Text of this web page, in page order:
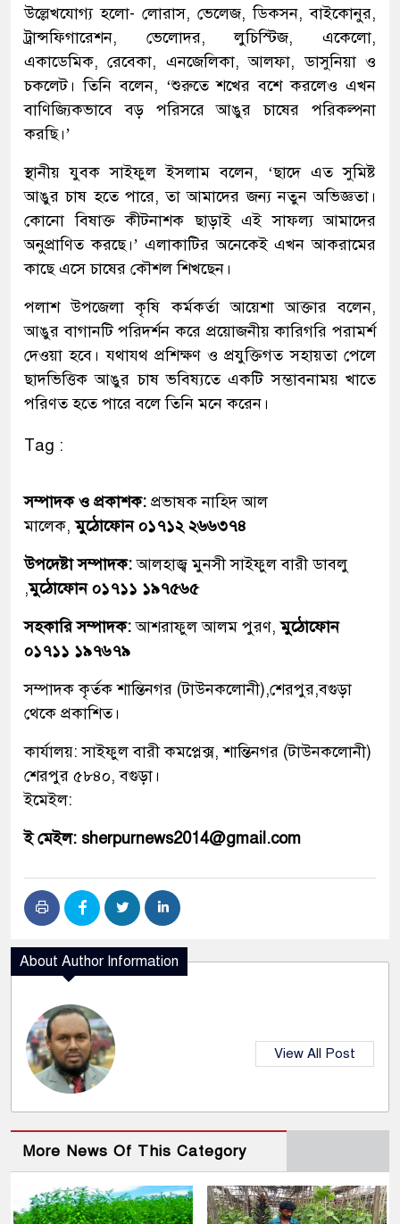
উল্লেখযোগ্য হলো- লোরাস, ভেলেজ, ডিকসন, বাইকোনুর,
ট্রান্সফিগারেশন, ভেলোদর, লুচিস্টিজ, একেলো,
একাডেমিক, রেবেকা, এনজেলিকা, আলফা, ডাসুনিয়া ও
চকলেট। তিনি বলেন, ‘শুরুতে শখের বশে করলেও এখন
বাণিজ্যিকভাবে বড় পরিসরে আঙুর চাষের পরিকল্পনা
করছি।’
স্থানীয় যুবক সাইফুল ইসলাম বলেন, ‘ছাদে এত সুমিষ্ট
আঙুর চাষ হতে পারে, তা আমাদের জন্য নতুন অভিজ্ঞতা।
কোনো বিষাক্ত কীটনাশক ছাড়াই এই সাফল্য আমাদের
অনুপ্রাণিত করছে।’ এলাকাটির অনেকেই এখন আকরামের
কাছে এসে চাষের কৌশল শিখছেন।
পলাশ উপজেলা কৃষি কর্মকর্তা আয়েশা আক্তার বলেন,
আঙুর বাগানটি পরিদর্শন করে প্রয়োজনীয় কারিগরি পরামর্শ
দেওয়া হবে। যথাযথ প্রশিক্ষণ ও প্রযুক্তিগত সহায়তা পেলে
ছাদভিত্তিক আঙুর চাষ ভবিষ্যতে একটি সম্ভাবনাময় খাতে
পরিণত হতে পারে বলে তিনি মনে করেন।
Tag :
সম্পাদক ও প্রকাশক: প্রভাষক নাহিদ আল
মালেক,মুঠোফোন ০১৭১২ ২৬৬৩৭৪
উপদেষ্টা সম্পাদক:আলহাজ্ব মুনসী সাইফুল বারী ডাবলু
,মুঠোফোন ০১৭১১ ১৯৭৫৬৫
সহকারি সম্পাদক:আশরাফুল আলম পুরণ,মুঠোফোন
০১৭১১ ১৯৭৬৭৯
সম্পাদক কৃর্তক শান্তিনগর (টাউনকলোনী),শেরপুর,বগুড়া
থেকে প্রকাশিত।
কার্যালয়: সাইফুল বারী কমপ্লেক্স, শান্তিনগর (টাউনকলোনী)
শেরপুর ৫৮৪০, বগুড়া।
ইমেইল:
ই মেইল: sherpurnews2014@gmail.com
About Author Information
View All Post
More News Of This Category